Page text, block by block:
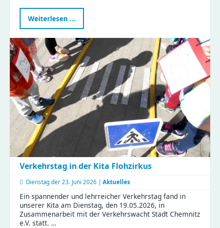
Weiterlesen …
im
Familien
feiern
Muttertag
mit
Tiergeschichten
und
Bastelspaß
Verkehrstag in der Kita Flohzirkus
Dienstag der 23. Juni 2026 | Aktuelles
Ein spannender und lehrreicher Verkehrstag fand in
unserer Kita am Dienstag, den 19.05.2026, in
Zusammenarbeit mit der Verkehrswacht Stadt Chemnitz
e.V. statt. …